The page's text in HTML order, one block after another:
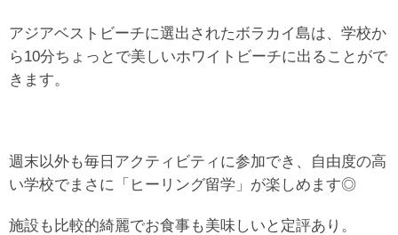
アジアベストビーチに選出されたボラカイ島は、学校か
ら10分ちょっとで美しいホワイトビーチに出ることがで
きます。
週末以外も毎日アクティビティに参加でき、自由度の高
い学校でまさに「ヒーリング留学」が楽しめます◎
施設も比較的綺麗でお食事も美味しいと定評あり。